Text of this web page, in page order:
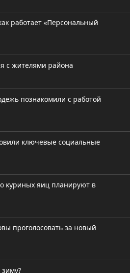
работает «Персональный
с жителями района
познакомили с работой
ключевые социальные
куриных яиц планируют в
проголосовать за новый